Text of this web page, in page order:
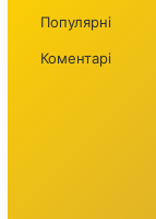
Популярні
Коментарі